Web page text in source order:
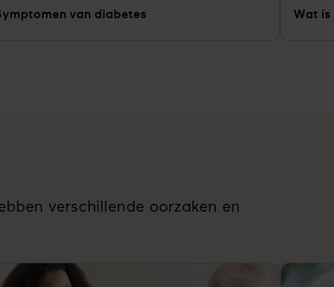
van diabetes Wat is
verschillende oorzaken en